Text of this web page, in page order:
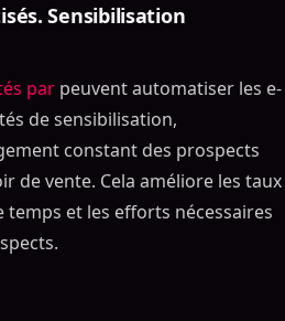
Sensibilisation
par peuvent automatiser les e-
de sensibilisation,
constant des prospects
de vente. Cela améliore les taux
et les efforts nécessaires